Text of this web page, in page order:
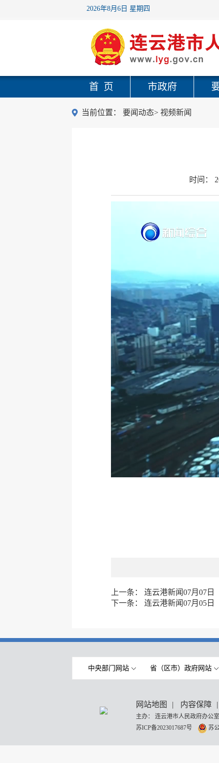
2026年8月6日 星期四
首 页 市政府
当前位置： 要闻动态> 视频新闻
时间：
上一条：
连云港新闻07月07日
下一条：
连云港新闻07月05日
中央部门网站 省（区市）政府网站
网站地图 | 内容保障 |
主办： 连云港市人民政府办
苏ICP备2023017687号
苏